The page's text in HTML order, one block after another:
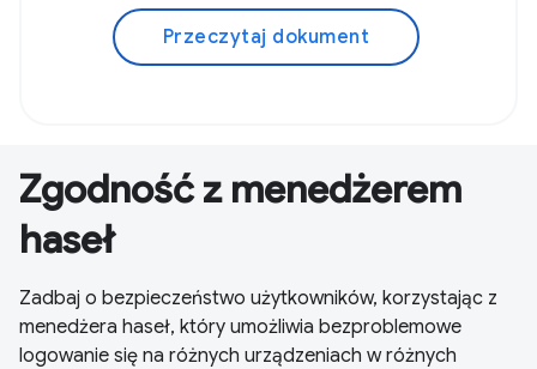
Przeczytaj dokument
Zgodność z menedżerem
haseł
Zadbaj o bezpieczeństwo użytkowników, korzystając z
menedżera haseł, który umożliwia bezproblemowe
logowanie się na różnych urządzeniach w różnych